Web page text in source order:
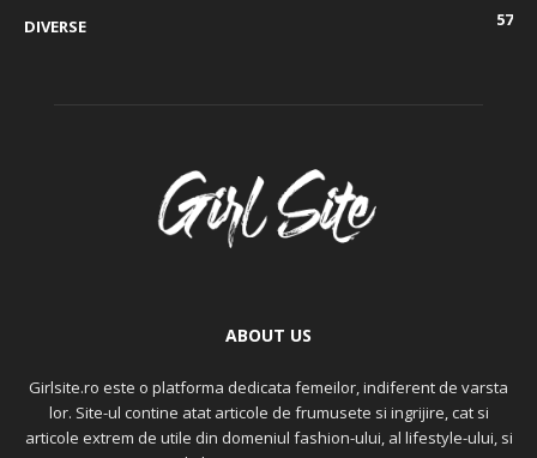
DIVERSE
57
ABOUT US
Girlsite.ro este o platforma dedicata femeilor, indiferent de varsta
lor. Site-ul contine atat articole de frumusete si ingrijire, cat si
articole extrem de utile din domeniul fashion-ului, al lifestyle-ului, si